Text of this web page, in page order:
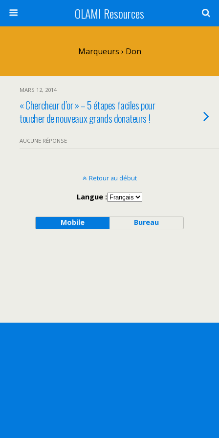
OLAMI Resources
Marqueurs › Don
MARS 12, 2014
« Chercheur d’or » – 5 étapes faciles pour
toucher de nouveaux grands donateurs !
AUCUNE RÉPONSE
Retour au début
Langue :
Mobile Bureau